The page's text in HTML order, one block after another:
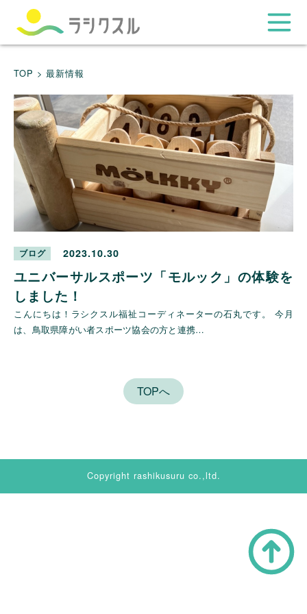
TOP > 最新情報
ブログ 2023.10.30
ユニバーサルスポーツ「モルック」の体験を
しました！
こんにちは！ラシクスル福祉コーディネーターの石丸です。 今月
は、鳥取県障がい者スポーツ協会の方と連携…
TOPへ
Copyright rashikusuru co.,ltd.